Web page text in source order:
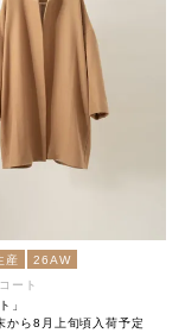
産
26AW
ート
」
から8月上旬頃入荷予定